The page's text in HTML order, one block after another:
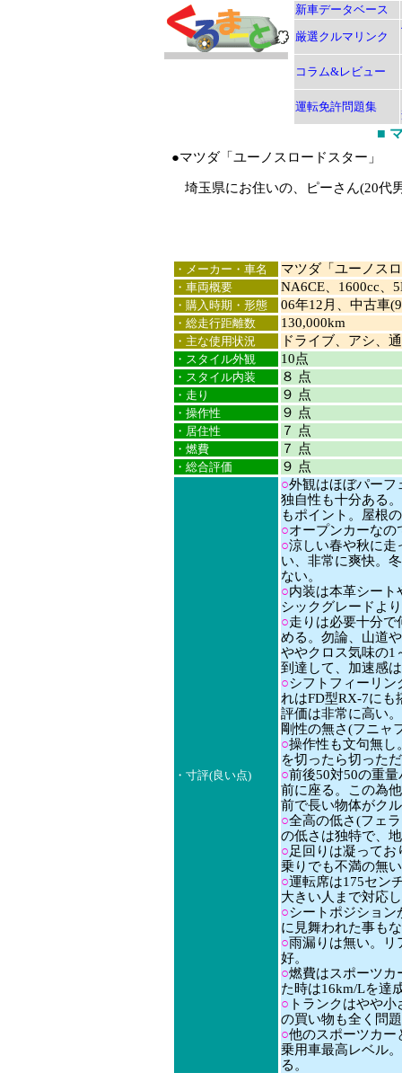
新車データベース
厳選クルマリンク
コラム&レビュー
運転免許問題集
■
●マツダ「ユーノスロードスター」
埼玉県にお住いの、ピーさん(20代
・メーカー・車名 マツダ「ユーノス
・車両概要 NA6CE、1600cc、
・購入時期・形態 06年12月、中古車
・総走行距離数 130,000km
・主な使用状況 ドライブ、アシ、
・スタイル外観 10点
・スタイル内装 ８ 点
・走り ９ 点
・操作性 ９ 点
・居住性 ７ 点
・燃費 ７ 点
・総合評価 ９ 点
・寸評(良い点)
○外観はほぼパーフ
独自性も十分ある
もポイント。屋根
○オープンカーなの
○涼しい春や秋に走
い、非常に爽快。
ない。
○内装は本革シート
シックグレードよ
○走りは必要十分で
める。勿論、山道
ややクロス気味の1
到達して、加速感
○シフトフィーリン
れはFD型RX-7にも
評価は非常に高い
剛性の無さ(フニャ
○操作性も文句無し
を切ったら切った
○前後50対50の重
前に座る。この為
前で長い物体がク
○全高の低さ(フェ
の低さは独特で、
○足回りは凝って
乗りでも不満の無
○運転席は175セン
大きい人まで対応
○シートポジション
に見舞われた事も
○雨漏りは無い。リ
好。
○燃費はスポーツカ
た時は16km/Lを達
○ トランクはやや
の買い物も全く問
○他のスポーツカー
乗用車最高レベル
る。